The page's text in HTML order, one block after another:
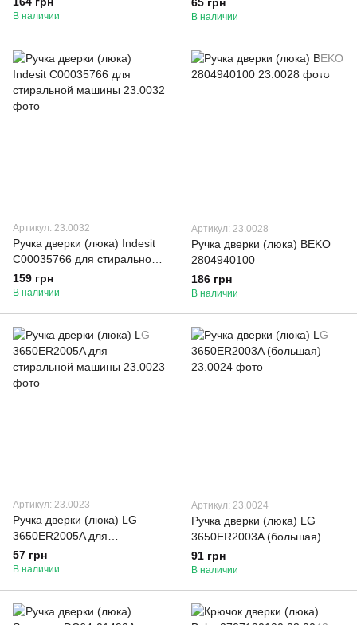
В наличии В наличии
Артикул: 23.0032
Ручка дверки (люка) Indesit
C00035766 для стиральной
машины
159 грн
В наличии
Артикул: 23.0028
Ручка дверки (люка) BEKO
2804940100
186 грн
В наличии
Артикул: 23.0023
Ручка дверки (люка) LG
3650ER2005A для
стиральной машины
57 грн
В наличии
Артикул: 23.0024
Ручка дверки (люка) LG
3650ER2003A (большая)
91 грн
В наличии